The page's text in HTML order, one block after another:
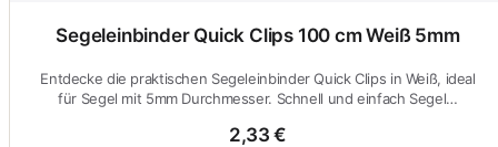
Segeleinbinder Quick Clips 100 cm Weiß 5mm
Entdecke die praktischen Segeleinbinder Quick Clips in Weiß, ideal
für Segel mit 5mm Durchmesser. Schnell und einfach Segel…
2,33 €